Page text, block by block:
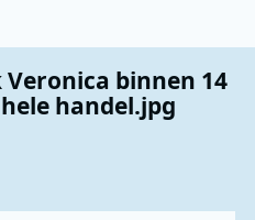
Veronica binnen 14
handel.jpg